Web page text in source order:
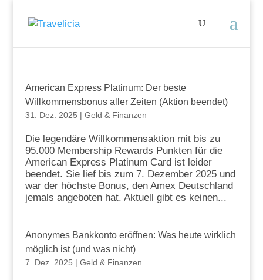
American Express Platinum: Der beste
Willkommensbonus aller Zeiten (Aktion beendet)
31. Dez. 2025 | Geld & Finanzen
Die legendäre Willkommensaktion mit bis zu
95.000 Membership Rewards Punkten für die
American Express Platinum Card ist leider
beendet. Sie lief bis zum 7. Dezember 2025 und
war der höchste Bonus, den Amex Deutschland
jemals angeboten hat. Aktuell gibt es keinen...
Anonymes Bankkonto eröffnen: Was heute wirklich
möglich ist (und was nicht)
7. Dez. 2025 | Geld & Finanzen